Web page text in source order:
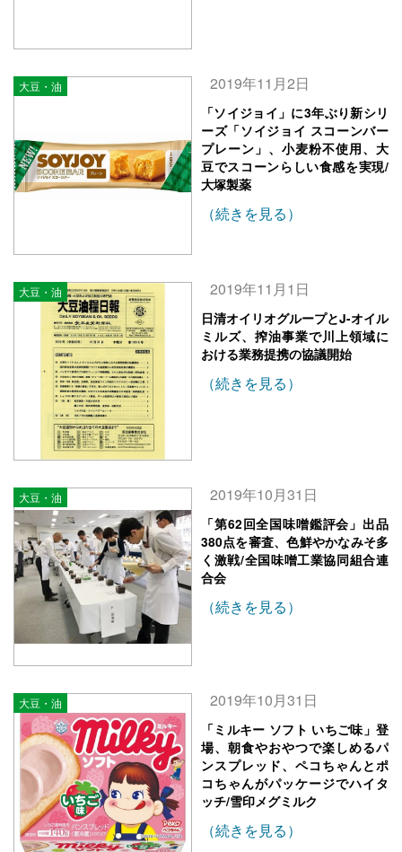
大豆・油 2019年11月2日
「ソイジョイ」に3年ぶり新シリ
ーズ「ソイジョイ スコーンバー
プレーン」、小麦粉不使用、大
豆でスコーンらしい食感を実現/
大塚製薬
（続きを見る）
大豆・油 2019年11月1日
日清オイリオグループとJ-オイル
ミルズ、搾油事業で川上領域に
おける業務提携の協議開始
（続きを見る）
大豆・油 2019年10月31日
「第62回全国味噌鑑評会」出品
380点を審査、色鮮やかなみそ多
く激戦/全国味噌工業協同組合連
合会
（続きを見る）
大豆・油 2019年10月31日
「ミルキー ソフト いちご味」登
場、朝食やおやつで楽しめるパ
ンスプレッド、ペコちゃんとポ
コちゃんがパッケージでハイタ
ッチ/雪印メグミルク
（続きを見る）